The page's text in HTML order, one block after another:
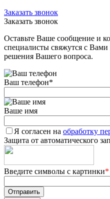
Заказать звонок
Заказать звонок
Оставьте Ваше сообщение и
специалисты свяжутся с
решения Вашего вопроса.
Ваш телефон*
Ваше имя
Я согласен на обработку
Защита от автоматического
Введите символы с картинки*